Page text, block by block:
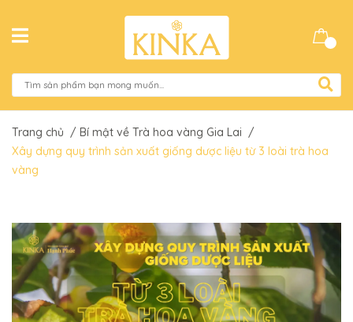
Trang chủ / Bí mật về Trà hoa vàng Gia Lai /
Xây dựng quy trình sản xuất giống dược liệu từ 3 loài trà hoa
vàng